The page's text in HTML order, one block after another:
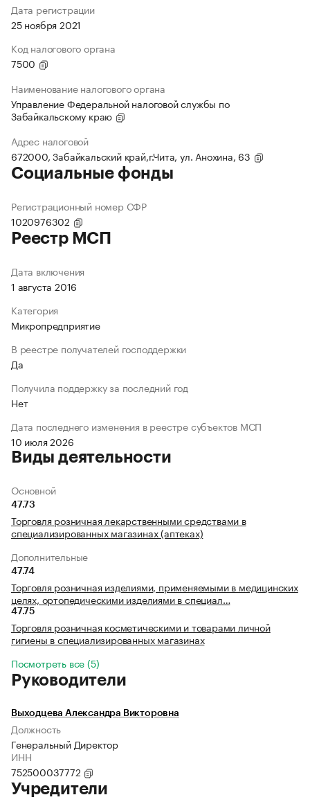
Дата регистрации
25 ноября 2021
Код налогового органа
7500
Наименование налогового органа
Управление Федеральной налоговой службы по
Забайкальскому краю
Адрес налоговой
672000, Забайкальский край,г.Чита, ул. Анохина, 63
Социальные фонды
Регистрационный номер СФР
1020976302
Реестр МСП
Дата включения
1 августа 2016
Категория
Микропредприятие
В реестре получателей господдержки
Да
Получила поддержку за последний год
Нет
Дата последнего изменения в реестре субъектов МСП
10 июля 2026
Виды деятельности
Основной
47.73
Торговля розничная лекарственными средствами в
специализированных магазинах (аптеках)
Дополнительные
47.74
Торговля розничная изделиями, применяемыми в медицинских
целях, ортопедическими изделиями в специал…
47.75
Торговля розничная косметическими и товарами личной
гигиены в специализированных магазинах
Посмотреть все (5)
Руководители
Выходцева Александра Викторовна
Должность
Генеральный Директор
ИНН
752500037772
Учредители